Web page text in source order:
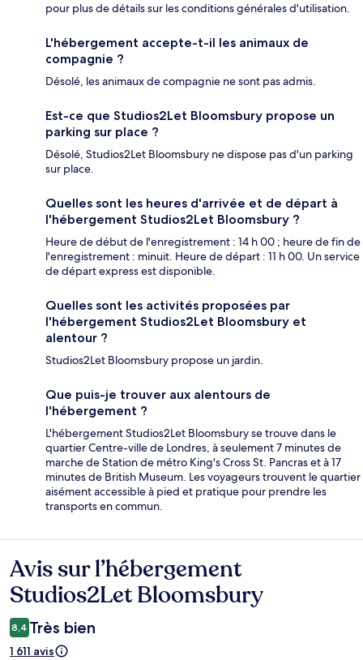
pour plus de détails sur les conditions générales d'utilisation.
L'hébergement accepte-t-il les animaux de
compagnie ?
Désolé, les animaux de compagnie ne sont pas admis.
Est-ce que Studios2Let Bloomsbury propose un
parking sur place ?
Désolé, Studios2Let Bloomsbury ne dispose pas d'un parking
sur place.
Quelles sont les heures d'arrivée et de départ à
l'hébergement Studios2Let Bloomsbury ?
Heure de début de l'enregistrement : 14 h 00 ; heure de fin de
l'enregistrement : minuit. Heure de départ : 11 h 00. Un service
de départ express est disponible.
Quelles sont les activités proposées par
l'hébergement Studios2Let Bloomsbury et
alentour ?
Studios2Let Bloomsbury propose un jardin.
Que puis-je trouver aux alentours de
l'hébergement ?
L'hébergement Studios2Let Bloomsbury se trouve dans le
quartier Centre-ville de Londres, à seulement 7 minutes de
marche de Station de métro King's Cross St. Pancras et à 17
minutes de British Museum. Les voyageurs trouvent le quartier
aisément accessible à pied et pratique pour prendre les
transports en commun.
Avis
Avis sur l’hébergement
Studios2Let Bloomsbury
8,4 Très bien
1 611 avis